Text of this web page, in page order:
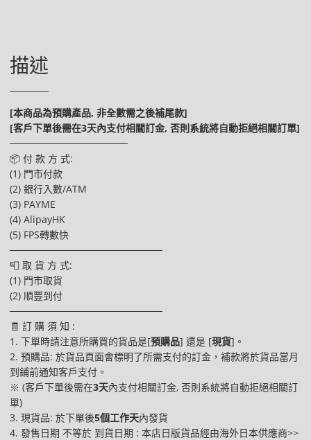
描述
[本商品為預購產品, 非全數需之後補尾款]
[客戶下單後需在3天內支付相關訂金, 否則系統將自動拒絕相關訂單]
─────────────────
📦 付 款 方 式:
(1) 門市付款
(2) 銀行入數/ATM
(3) PAYME
(4) AlipayHK
(5) FPS轉數快
──────────────────────
📮 取 貨 方 式:
(1) 門市取貨
(2) 順豐到付
──────────────────────
🧾 訂 購 須 知 :
1. 下單時請注意所購買的貨品是[預購品] 還是 [現貨]。
2. 預購品: 於貨品頁面會標明了所需支付的訂金，補款將於貨品當月
到鋪前通知客戶支付。
※ (客戶下單後需在3天內支付相關訂金, 否則系統將自動拒絕相關訂
單)
3. 現貨品: 於下單後5個工作天內發貨
4. 發售日期 不等於 到貨日期 : 本店日版貨品經由海外日本供應商>>